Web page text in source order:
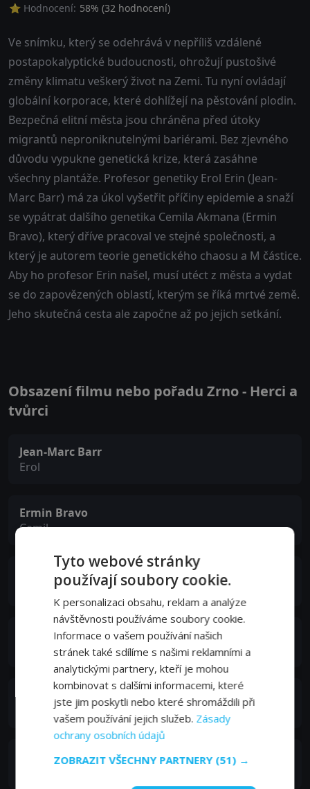
⭐ Hodnocení: 58% (32 hodnocení)
Ve snímku, který se odehrává v nepříliš vzdálené
postapokalyptické budoucnosti, ohrožují pustošivé
změny klimatu veškerý život na Zemi. Tu nyní ovládají
globální korporace, které dohlížejí na pěstování plodin.
Bezpečná elitní města jsou chráněna před útoky
migrantů neproniknutelnými bariérami. Bez zjevného
důvodu vypukne genetická krize, která zasáhne
všechny plantáže. Profesor genetiky Erol Erin (Jean-
Marc Barr) má za úkol vyšetřit příčiny epidemie a snaží
se vypátrat dalšího genetika Cemila Akmana (Ermin
Bravo), který dříve pracoval ve stejné společnosti, a
který je autorem teorie genetického chaosu a M částice.
Aby ho profesor Erin našel, musí utéct z města a vydat
se do zapovězených oblastí, kterým se říká mrtvé země.
Jeho skutečná cesta ale započne až po jejich setkání.
Obsazení filmu nebo pořadu Zrno - Herci a
tvůrci
Jean-Marc Barr
Erol
Ermin Bravo
Cemil
Lubna Azabal
Beatrice
Григорий Добрыгин
Andrei
Cristina Flutur
Hoji Fortuna
Tyto webové stránky
používají soubory cookie.
K personalizaci obsahu, reklam a analýze
návštěvnosti používáme soubory cookie.
Informace o vašem používání našich
stránek také sdílíme s našimi reklamními a
analytickými partnery, kteří je mohou
kombinovat s dalšími informacemi, které
jste jim poskytli nebo které shromáždili při
vašem používání jejich služeb. Zásady
ochrany osobních údajů
ZOBRAZIT VŠECHNY PARTNERY (51) →